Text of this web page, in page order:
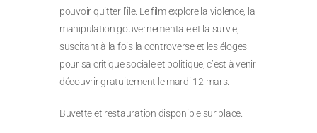
pouvoir quitter l’île. Le film explore la violence, la
manipulation gouvernementale et la survie,
suscitant à la fois la controverse et les éloges
pour sa critique sociale et politique, c’est à venir
découvrir gratuitement le mardi 12 mars.
Buvette et restauration disponible sur place.